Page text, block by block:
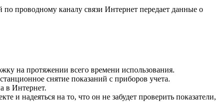
проводному каналу связи Интернет передает данные о
на протяжении всего времени использования.
снятие показаний с приборов учета.
в Интернет.
и надеяться на то, что он не забудет проверить показатели,